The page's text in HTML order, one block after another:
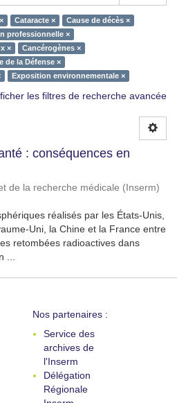
Cataracte ×
Cause de décès ×
professionnelle ×
×
Cancérogènes ×
de la Défense ×
Exposition environnementale ×
les filtres de recherche avancée
: conséquences en
de la recherche médicale (Inserm)
réalisés par les États-Unis,
Uni, la Chine et la France entre
retombées radioactives dans
...
Nos partenaires :
Service des
archives de
l'Inserm
Délégation
Régionale